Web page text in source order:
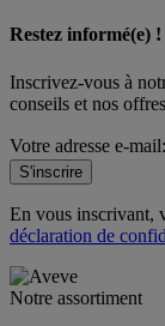
Restez informé(e) !
Inscrivez-vous à
conseils et nos
Votre adresse e-mail:
S'inscrire
En vous inscrivant,
déclaration de
Notre assortiment